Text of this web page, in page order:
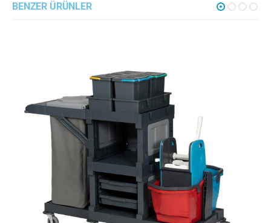
BENZER ÜRÜNLER